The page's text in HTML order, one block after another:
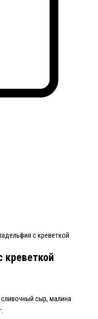
с креветкой
креветкой
сыр, малина